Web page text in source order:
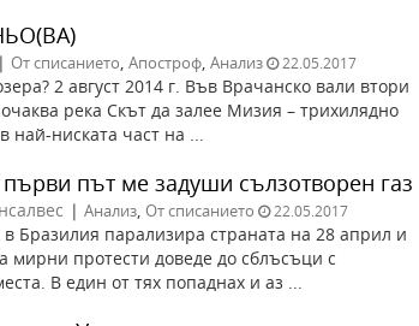
| От списанието, Апостроф, Анализ 22.05.2017
2 август 2014 г. Във Врачанско вали втори
река Скът да залее Мизия – трихилядно
най-ниската част на ...
първи път ме задуши сълзотворен газ
| Анализ, От списанието 22.05.2017
Бразилия парализира страната на 28 април и
мирни протести доведе до сблъсъци с
В един от тях попаднах и аз ...